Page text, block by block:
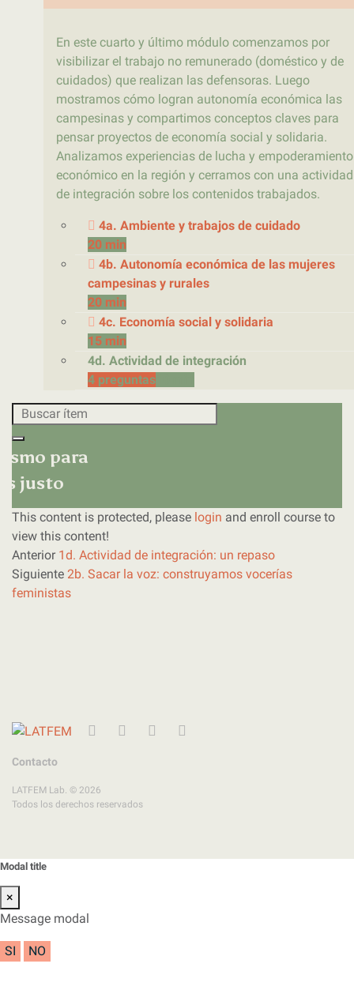
En este cuarto y último módulo comenzamos por
visibilizar el trabajo no remunerado (doméstico y de
cuidados) que realizan las defensoras. Luego
mostramos cómo logran autonomía económica las
campesinas y compartimos conceptos claves para
pensar proyectos de economía social y solidaria.
Analizamos experiencias de lucha y empoderamiento
económico en la región y cerramos con una actividad
de integración sobre los contenidos trabajados.
4a. Ambiente y trabajos de cuidado
20 min
4b. Autonomía económica de las mujeres
campesinas y rurales
20 min
4c. Economía social y solidaria
15 min
4d. Actividad de integración
4 preguntas
para
justo
This content is protected, please login and enroll course to
view this content!
Anterior 1d. Actividad de integración: un repaso
Siguiente 2b. Sacar la voz: construyamos vocerías
feministas
Contacto
LATFEM Lab. © 2026
Todos los derechos reservados
Modal title
×
Message modal
SI NO